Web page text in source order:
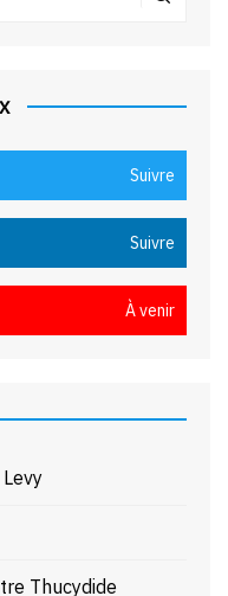
Suivre
Suivre
À venir
Thucydide